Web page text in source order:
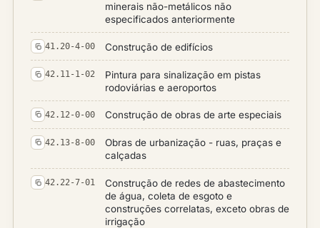
minerais não-metálicos não
especificados anteriormente
41.20-4-00 Construção de edifícios
42.11-1-02
Pintura para sinalização em pistas
rodoviárias e aeroportos
42.12-0-00 Construção de obras de arte especiais
42.13-8-00
Obras de urbanização - ruas, praças e
calçadas
42.22-7-01
Construção de redes de abastecimento
de água, coleta de esgoto e
construções correlatas, exceto obras de
irrigação